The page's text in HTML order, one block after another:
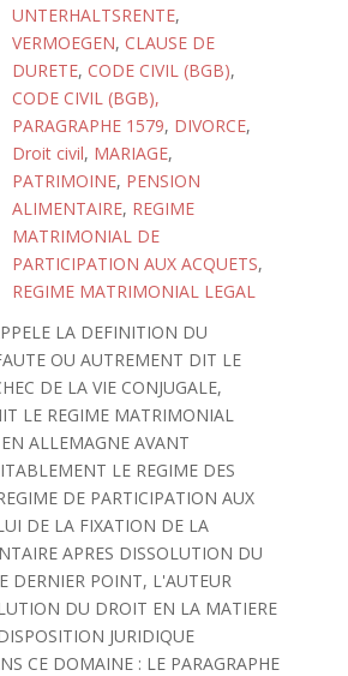
UNTERHALTSRENTE,
VERMOEGEN, CLAUSE DE
DURETE, CODE CIVIL (BGB),
CODE CIVIL (BGB),
PARAGRAPHE 1579, DIVORCE,
Droit civil, MARIAGE,
PATRIMOINE, PENSION
ALIMENTAIRE, REGIME
MATRIMONIAL DE
PARTICIPATION AUX ACQUETS,
REGIME MATRIMONIAL LEGAL
LA DEFINITION DU
OU AUTREMENT DIT LE
DE LA VIE CONJUGALE,
LE REGIME MATRIMONIAL
ALLEMAGNE AVANT
LE REGIME DES
DE PARTICIPATION AUX
DE LA FIXATION DE LA
APRES DISSOLUTION DU
DERNIER POINT, L'AUTEUR
DU DROIT EN LA MATIERE
JURIDIQUE
CE DOMAINE : LE PARAGRAPHE